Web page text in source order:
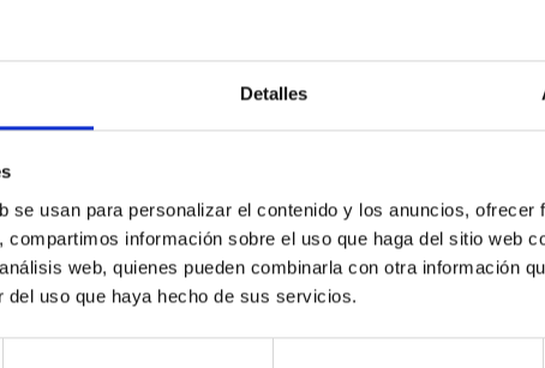
Detalles
se usan para personalizar el contenido y los anuncios, ofrecer
compartimos información sobre el uso que haga del sitio web
web, quienes pueden combinarla con otra información
del uso que haya hecho de sus servicios.
Fabricado por
Maivisa